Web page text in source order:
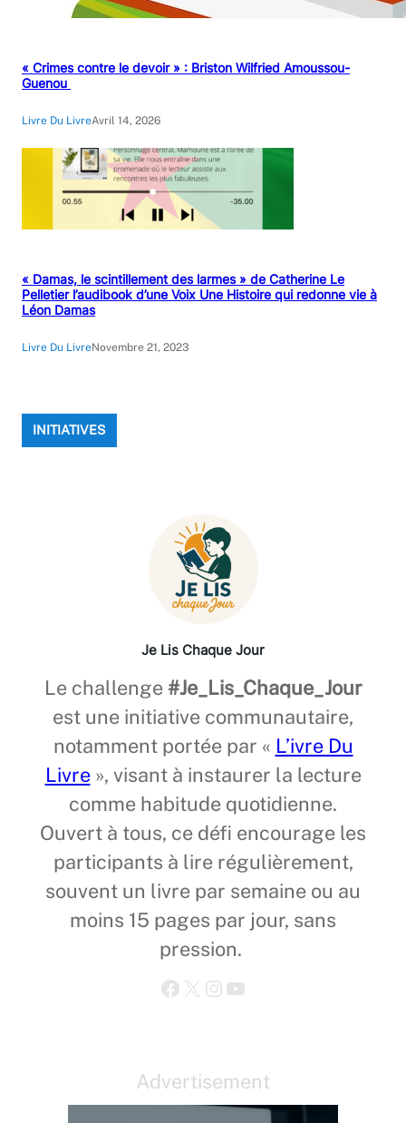
« Crimes contre le devoir » : Briston Wilfried Amoussou-
Guenou
Livre Du LivreAvril 14, 2026
« Damas, le scintillement des larmes » de Catherine Le
Pelletier l’audibook d’une Voix Une Histoire qui redonne vie à
Léon Damas
Livre Du LivreNovembre 21, 2023
INITIATIVES
Je Lis Chaque Jour
Le challenge#Je_Lis_Chaque_Jour
est une initiative communautaire,
notamment portée par « L’ivre Du
Livre», visant à instaurer la lecture
comme habitude quotidienne.
Ouvert à tous, ce défi encourage les
participants à lire régulièrement,
souvent un livre par semaine ou au
moins 15 pages par jour, sans
pression.
Facebook X Instagram YouTube
Advertisement